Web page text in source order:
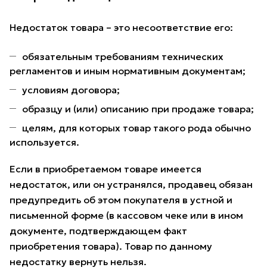
Недостаток товара – это несоответствие его:
обязательным требованиям технических
регламентов и иным нормативным документам;
условиям договора;
образцу и (или) описанию при продаже товара;
целям, для которых товар такого рода обычно
используется.
Если в приобретаемом товаре имеется
недостаток, или он устранялся, продавец обязан
предупредить об этом покупателя в устной и
письменной форме (в кассовом чеке или в ином
документе, подтверждающем факт
приобретения товара). Товар по данному
недостатку вернуть нельзя.